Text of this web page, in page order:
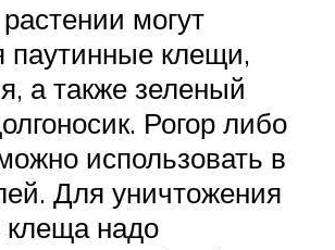
могут
паутинные клещи,
а также зеленый
Рогор либо
использовать в
Для уничтожения
клеща надо